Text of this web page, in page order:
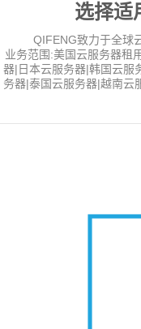
选择适
QIFENG致力于全球
业务范围:美国云服务器租
器|日本云服务器|韩国云服
务器|泰国云服务器|越南云